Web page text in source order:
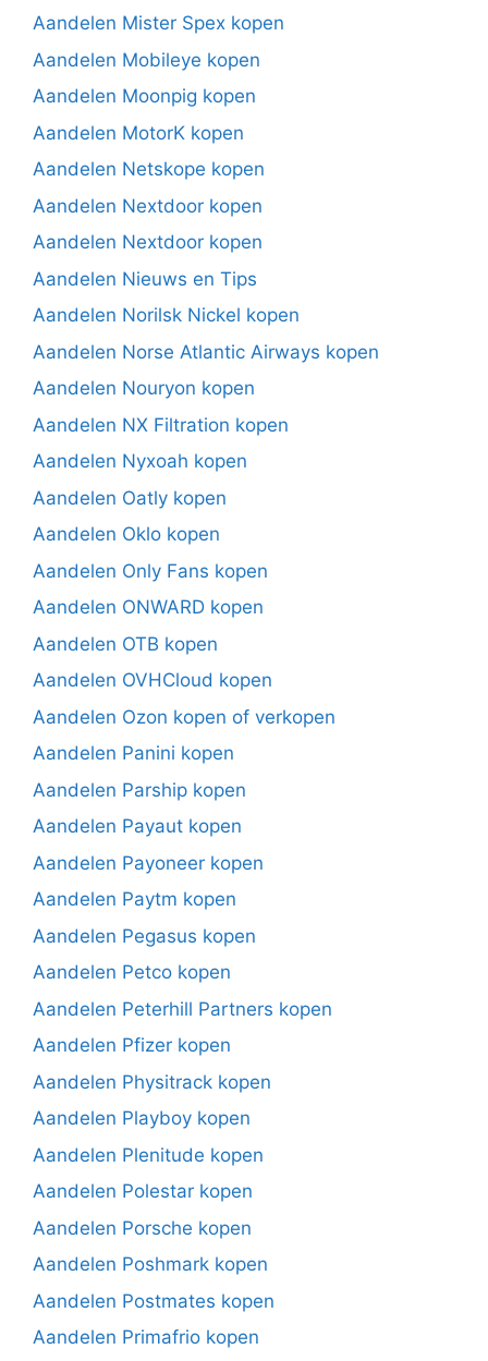
Aandelen Mister Spex kopen
Aandelen Mobileye kopen
Aandelen Moonpig kopen
Aandelen MotorK kopen
Aandelen Netskope kopen
Aandelen Nextdoor kopen
Aandelen Nextdoor kopen
Aandelen Nieuws en Tips
Aandelen Norilsk Nickel kopen
Aandelen Norse Atlantic Airways kopen
Aandelen Nouryon kopen
Aandelen NX Filtration kopen
Aandelen Nyxoah kopen
Aandelen Oatly kopen
Aandelen Oklo kopen
Aandelen Only Fans kopen
Aandelen ONWARD kopen
Aandelen OTB kopen
Aandelen OVHCloud kopen
Aandelen Ozon kopen of verkopen
Aandelen Panini kopen
Aandelen Parship kopen
Aandelen Payaut kopen
Aandelen Payoneer kopen
Aandelen Paytm kopen
Aandelen Pegasus kopen
Aandelen Petco kopen
Aandelen Peterhill Partners kopen
Aandelen Pfizer kopen
Aandelen Physitrack kopen
Aandelen Playboy kopen
Aandelen Plenitude kopen
Aandelen Polestar kopen
Aandelen Porsche kopen
Aandelen Poshmark kopen
Aandelen Postmates kopen
Aandelen Primafrio kopen